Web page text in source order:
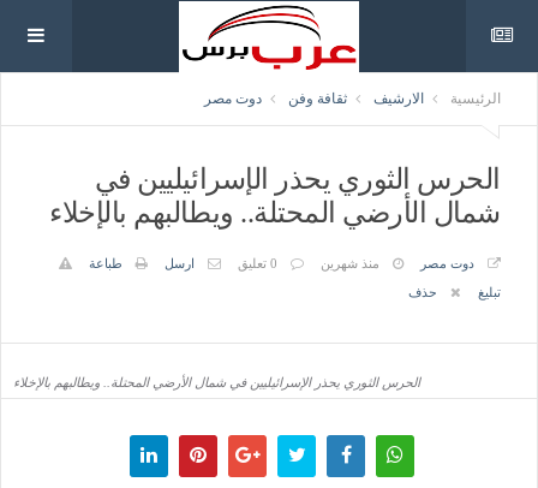
الرئيسية الارشيف ثقافة وفن دوت مصر
الحرس الثوري يحذر الإسرائيليين في
شمال الأرضي المحتلة.. ويطالبهم بالإخلاء
دوت مصر منذ شهرين 0 تعليق ارسل
طباعة
تبليغ
حذف
الحرس الثوري يحذر الإسرائيليين في شمال الأرضي المحتلة.. ويطالبهم بالإخلاء